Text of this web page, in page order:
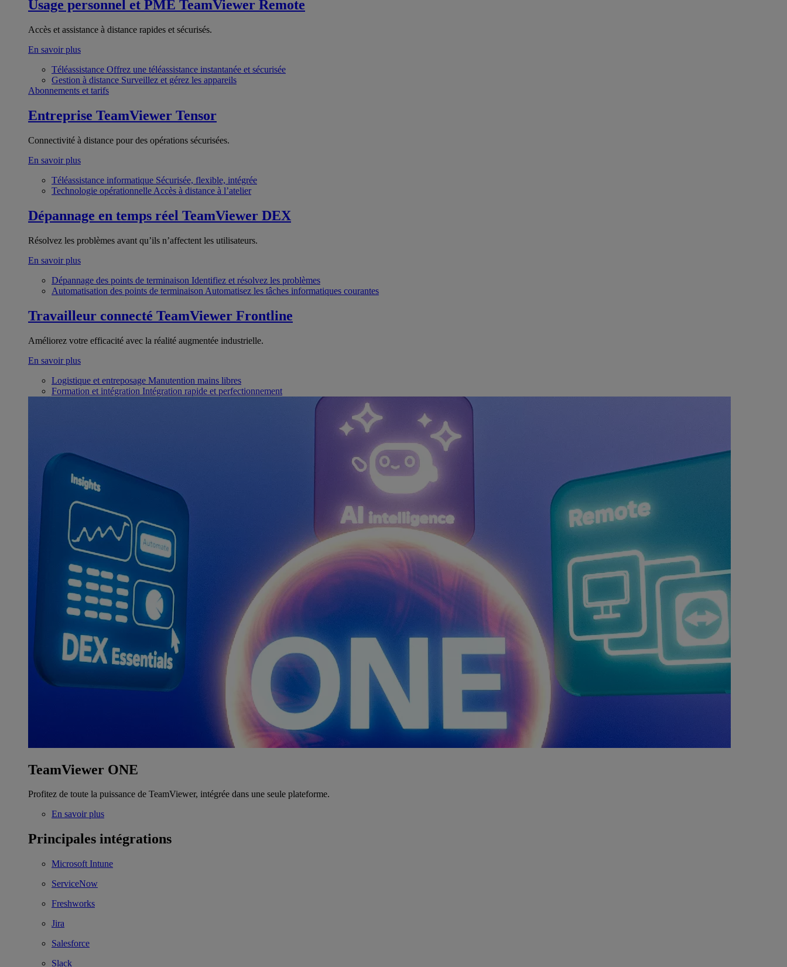
Usage personnel et PME TeamViewer Remote
Accès et assistance à distance rapides et sécurisés.
En savoir plus
Téléassistance Offrez une téléassistance instantanée et sécurisée
Gestion à distance Surveillez et gérez les appareils
Abonnements et tarifs
Entreprise TeamViewer Tensor
Connectivité à distance pour des opérations sécurisées.
En savoir plus
Téléassistance informatique Sécurisée, flexible, intégrée
Technologie opérationnelle Accès à distance à l’atelier
Dépannage en temps réel TeamViewer DEX
Résolvez les problèmes avant qu’ils n’affectent les utilisateurs.
En savoir plus
Dépannage des points de terminaison Identifiez et résolvez les problèmes
Automatisation des points de terminaison Automatisez les tâches informatiques courantes
Travailleur connecté TeamViewer Frontline
Améliorez votre efficacité avec la réalité augmentée industrielle.
En savoir plus
Logistique et entreposage Manutention mains libres
Formation et intégration Intégration rapide et perfectionnement
TeamViewer ONE
Profitez de toute la puissance de TeamViewer, intégrée dans une seule plateforme.
En savoir plus
Principales intégrations
Microsoft Intune
ServiceNow
Freshworks
Jira
Salesforce
Slack